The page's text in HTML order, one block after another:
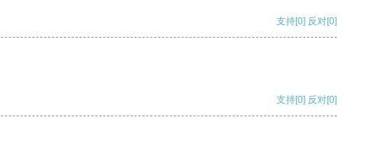
支持[0] 反对[0]
支持[0] 反对[0]